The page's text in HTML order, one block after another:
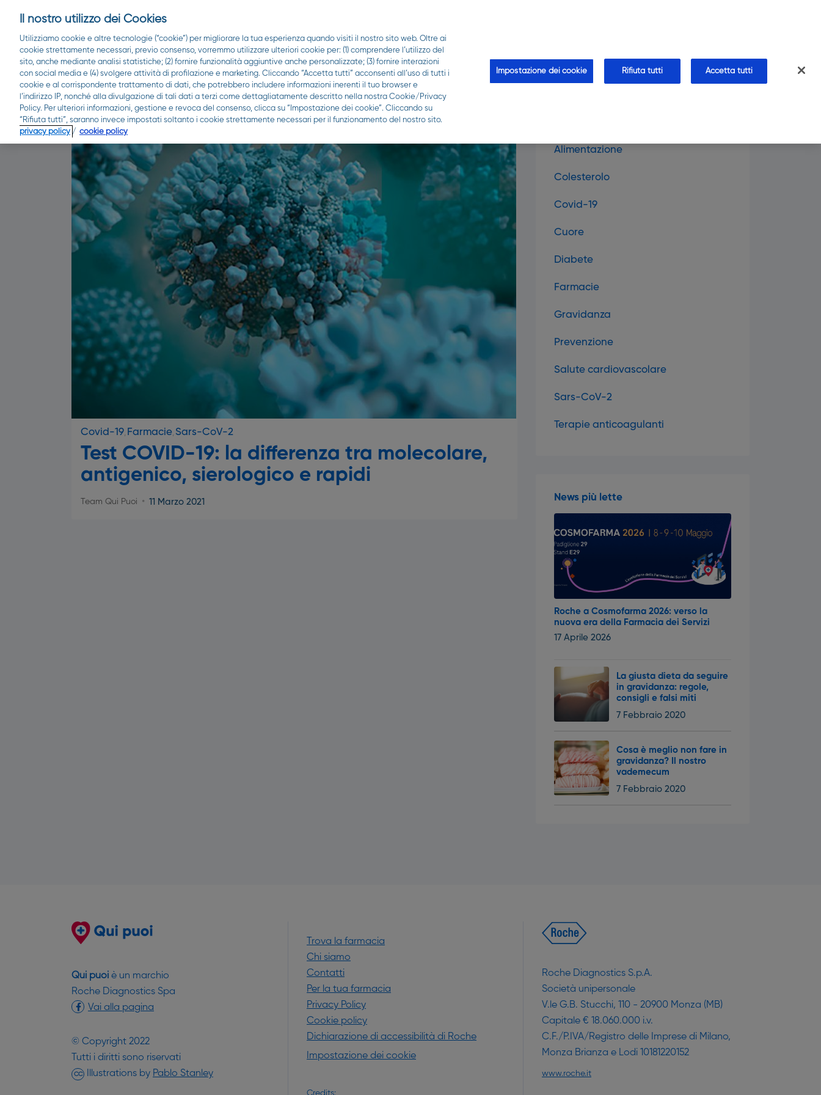
Scopri Qui puoi Le analisi
Blog
Covid-19 Farmacie Sars-CoV-2
Test COVID-19: la differenza tra molecolare,
antigenico, sierologico e rapidi
Team Qui Puoi 11 Marzo 2021
Alimentazione
Colesterolo
Covid-19
Cuore
Diabete
Farmacie
Gravidanza
Prevenzione
Salute cardiovascolare
Sars-CoV-2
Terapie anticoagulanti
News più lette
Roche a Cosmofarma 2026: verso la
nuova era della Farmacia dei Servizi
17 Aprile 2026
La giusta dieta da seguire
in gravidanza: regole,
consigli e falsi miti
7 Febbraio 2020
Cosa è meglio non fare in
gravidanza? Il nostro
vademecum
7 Febbraio 2020
Qui puoi è un marchio
Roche Diagnostics Spa
Vai alla pagina
© Copyright 2022
Tutti i diritti sono riservati
CC Illustrations by Pablo Stanley(si apre in una nuova finestra)
Trova la farmacia
Chi siamo
Contatti
Per la tua farmacia
Privacy Policy
Cookie policy
Dichiarazione di accessibilità di Roche
Impostazione dei cookie
Credits:
Roche Diagnostics S.p.A.
Società unipersonale
V.le G.B. Stucchi, 110 - 20900 Monza (MB)
Capitale € 18.060.000 i.v.
C.F./P.IVA/Registro delle Imprese di Milano,
Monza Brianza e Lodi 10181220152
www.roche.it
Il nostro utilizzo dei Cookies
Utilizziamo cookie e altre tecnologie (“cookie”) per migliorare la tua esperienza quando visiti il nostro sito web. Oltre ai
cookie strettamente necessari, previo consenso, vorremmo utilizzare ulteriori cookie per: (1) comprendere l’utilizzo del
sito, anche mediante analisi statistiche; (2) fornire funzionalità aggiuntive anche personalizzate; (3) fornire interazioni
con social media e (4) svolgere attività di profilazione e marketing. Cliccando “Accetta tutti” acconsenti all’uso di tutti i
cookie e al corrispondente trattamento di dati, che potrebbero includere informazioni inerenti il tuo browser e
l’indirizzo IP, nonché alla divulgazione di tali dati a terzi come dettagliatamente descritto nella nostra Cookie/Privacy
Policy. Per ulteriori informazioni, gestione e revoca del consenso, clicca su “Impostazione dei cookie”. Cliccando su
“Rifiuta tutti”, saranno invece impostati soltanto i cookie strettamente necessari per il funzionamento del nostro sito.
privacy policy / cookie policy
Impostazione dei cookie Rifiuta tutti Accetta tutti